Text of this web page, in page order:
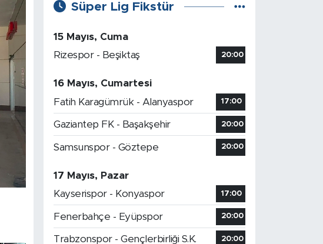
Süper Lig Fikstür
15 Mayıs, Cuma
Rizespor - Beşiktaş
20:00
16 Mayıs, Cumartesi
Fatih Karagümrük - Alanyaspor
17:00
Gaziantep FK - Başakşehir 20:00
Samsunspor - Göztepe 20:00
17 Mayıs, Pazar
Kayserispor - Konyaspor
17:00
Fenerbahçe - Eyüpspor 20:00
Trabzonspor - Gençlerbirliği S.K. 20:00